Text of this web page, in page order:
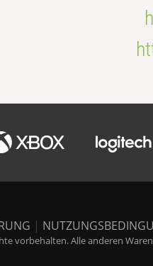
|
vorbehalten. Alle anderen